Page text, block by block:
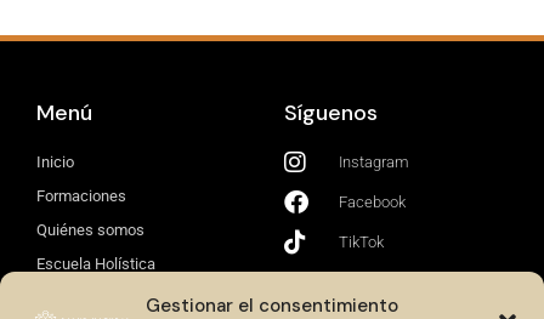
Gestionar el consentimiento
Menú
Inicio
Formaciones
Quiénes somos
Escuela Holística
Síguenos
Instagram
Facebook
TikTok